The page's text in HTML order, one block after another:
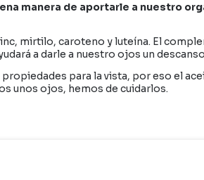
manera de aportarle a nuestro
mirtilo, caroteno y luteína. El
a darle a nuestro ojos un
para la vista, por eso el
unos ojos, hemos de cuidarlos.